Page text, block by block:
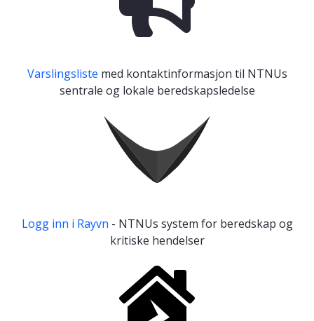
Varslingsliste med kontaktinformasjon til NTNUs
sentrale og lokale beredskapsledelse
Logg inn i Rayvn - NTNUs system for beredskap og
kritiske hendelser